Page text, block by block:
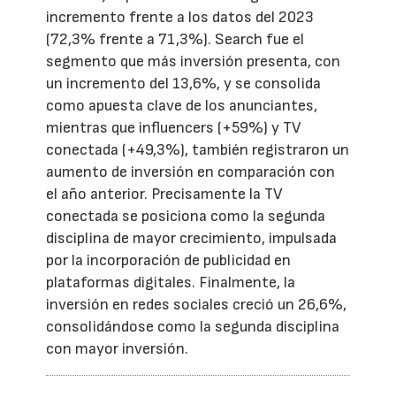
incremento frente a los datos del 2023
(72,3% frente a 71,3%). Search fue el
segmento que más inversión presenta, con
un incremento del 13,6%, y se consolida
como apuesta clave de los anunciantes,
mientras que influencers (+59%) y TV
conectada (+49,3%), también registraron un
aumento de inversión en comparación con
el año anterior. Precisamente la TV
conectada se posiciona como la segunda
disciplina de mayor crecimiento, impulsada
por la incorporación de publicidad en
plataformas digitales. Finalmente, la
inversión en redes sociales creció un 26,6%,
consolidándose como la segunda disciplina
con mayor inversión.